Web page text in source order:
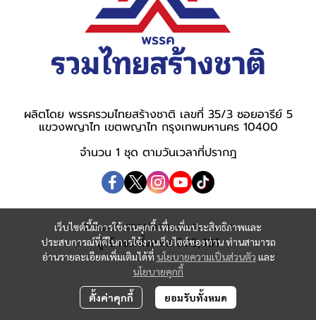
เว็บไซต์นี้มีการใช้งานคุกกี้ เพื่อเพิ่มประสิทธิภาพและ
ประสบการณ์ที่ดีในการใช้งานเว็บไซต์ของท่าน ท่านสามารถ
อ่านรายละเอียดเพิ่มเติมได้ที่ นโยบายความเป็นส่วนตัว และ
นโยบายคุกกี้
ตั้งค่าคุกกี้ ยอมรับทั้งหมด
ผลิตโดย พรรครวมไทยสร้างชาติ เลขที่ 35/3 ซอยอารีย์ 5
แขวงพญาไท เขตพญาไท กรุงเทพมหานคร 10400
จำนวน 1 ชุด ตามวันเวลาที่ปรากฎ
Copyright 2024 | All Rights Reserved
ผู้เข้าชมทั้งหมด802,481